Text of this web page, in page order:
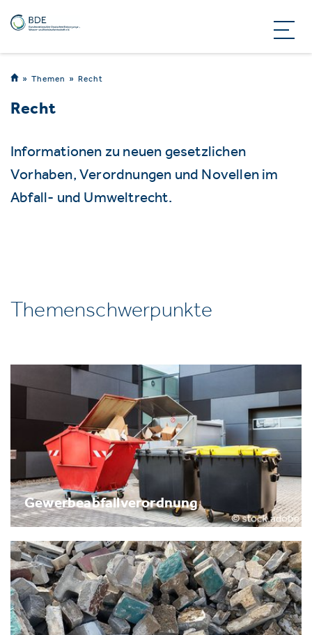
Themen Recht
Recht
Informationen zu neuen gesetzlichen
Vorhaben, Verordnungen und Novellen im
Abfall- und Umweltrecht.
Themenschwerpunkte
Gewerbeabfallverordnung